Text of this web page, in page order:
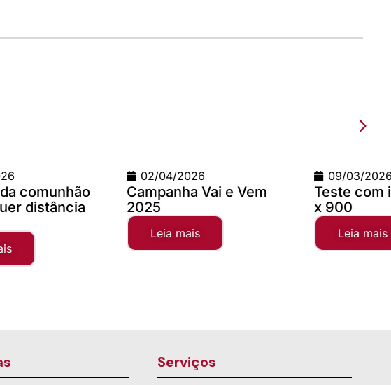
Campanha Vai e Vem
2025
Teste com imagem 1200
Serviços